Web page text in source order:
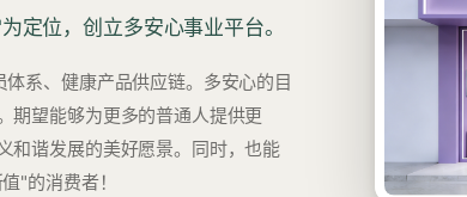
定位，创立多安心事业平台。
系、健康产品供应链。多安心的目
期望能够为更多的普通人提供更
和谐发展的美好愿景。同时，也能
"的消费者！